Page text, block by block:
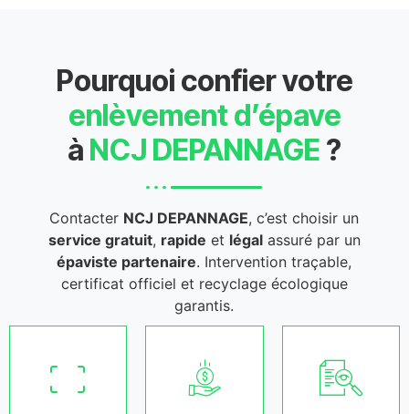
Pourquoi confier votre
enlèvement d’épave
à NCJ DEPANNAGE ?
Contacter NCJ DEPANNAGE, c’est choisir un
service gratuit, rapide et légalassuré par un
épaviste partenaire. Intervention traçable,
certificat officiel et recyclage écologique
garantis.